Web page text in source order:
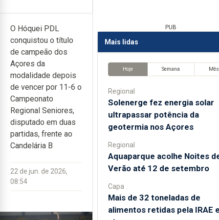
O Hóquei PDL
conquistou o título
de campeão dos
Açores da
modalidade depois
de vencer por 11-6 o
Campeonato
Regional Seniores,
disputado em duas
partidas, frente ao
Candelária B
22 de jun. de 2026,
08:54
PUB
Mais lidas
Hoje Semana Mês
Regional
Solenerge fez energia solar
ultrapassar potência da
geotermia nos Açores
Regional
Aquaparque acolhe Noites
Verão até 12 de setembro
Capa
Mais de 32 toneladas de
alimentos retidas pela IRAE